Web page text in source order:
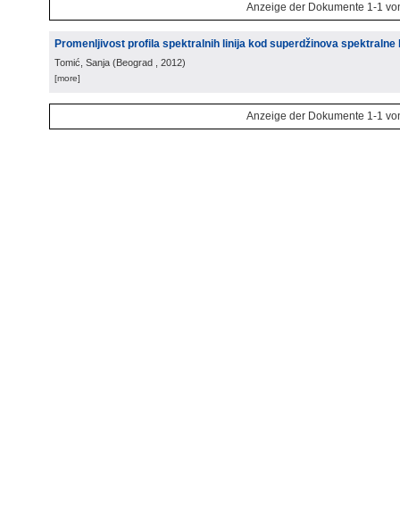
Anzeige der Dokumente 1-1
Promenljivost profila spektralnih linija kod superdžinova spektralne
Tomić, Sanja (Beograd , 2012)
[more]
Anzeige der Dokumente 1-1